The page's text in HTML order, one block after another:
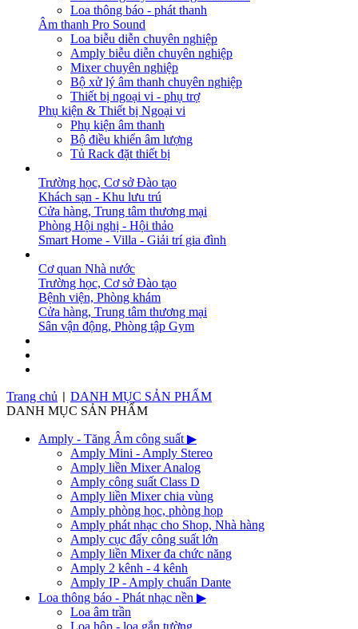
Loa thông báo - phát thanh
Âm thanh Pro Sound
Loa biễu diễn chuyên nghiệp
Amply biễu diễn chuyên nghiệp
Mixer chuyên nghiệp
Bộ xử lý âm thanh chuyên nghiệp
Thiết bị ngoại vi - phụ trợ
Phụ kiện & Thiết bị Ngoại vi
Phụ kiện âm thanh
Bộ điều khiển âm lượng
Tủ Rack đặt thiết bị
Trường học, Cơ sở Đào tạo
Khách sạn - Khu lưu trú
Cửa hàng, Trung tâm thương mại
Phòng Hội nghị - Hội thảo
Smart Home - Villa - Giải trí gia đình
Cơ quan Nhà nước
Trường học, Cơ sở Đào tạo
Bệnh viện, Phòng khám
Cửa hàng, Trung tâm thương mại
Sân vận động, Phòng tập Gym
Trang chủ
DANH MỤC SẢN PHẨM
DANH MỤC SẢN PHẨM
Amply - Tăng Âm công suất ▶
Amply Mini - Amply Stereo
Amply liền Mixer Analog
Amply công suất Class D
Amply liền Mixer chia vùng
Amply phòng học, phòng họp
Amply phát nhạc cho Shop, Nhà hàng
Amply cục đẩy công suất lớn
Amply liền Mixer đa chức năng
Amply 2 kênh - 4 kênh
Amply IP - Amply chuẩn Dante
Loa thông báo - Phát nhạc nền ▶
Loa âm trần
Loa hộp - loa gắn tường